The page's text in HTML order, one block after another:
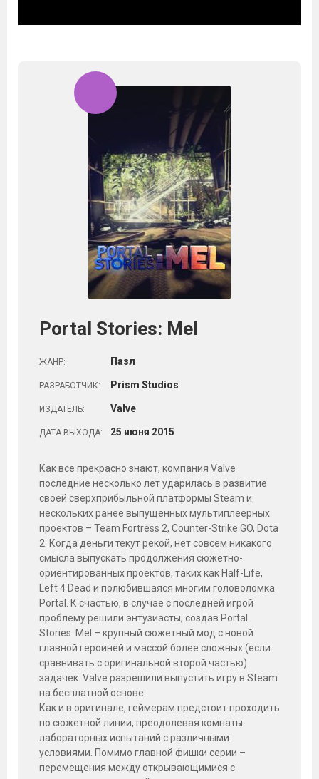
Portal Stories: Mel
ЖАНР: Пазл
РАЗРАБОТЧИК: Prism Studios
ИЗДАТЕЛЬ: Valve
ДАТА ВЫХОДА: 25 июня 2015
Как все прекрасно знают, компания Valve
последние несколько лет ударилась в развитие
своей сверхприбыльной платформы Steam и
нескольких ранее выпущенных мультиплеерных
проектов – Team Fortress 2, Counter-Strike GO, Dota
2. Когда деньги текут рекой, нет совсем никакого
смысла выпускать продолжения сюжетно-
ориентированных проектов, таких как Half-Life,
Left 4 Dead и полюбившаяся многим головоломка
Portal. К счастью, в случае с последней игрой
проблему решили энтузиасты, создав Portal
Stories: Mel – крупный сюжетный мод с новой
главной героиней и массой более сложных (если
сравнивать с оригинальной второй частью)
задачек. Valve разрешили выпустить игру в Steam
на бесплатной основе.
Как и в оригинале, геймерам предстоит проходить
по сюжетной линии, преодолевая комнаты
лабораторных испытаний с различными
условиями. Помимо главной фишки серии –
перемещения между открывающимися с